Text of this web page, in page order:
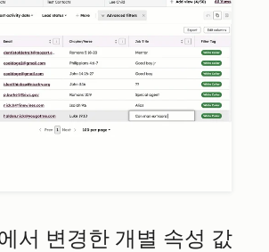
서 변경한 개별 속성 값